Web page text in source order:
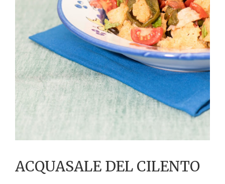
ACQUASALE DEL CILENTO